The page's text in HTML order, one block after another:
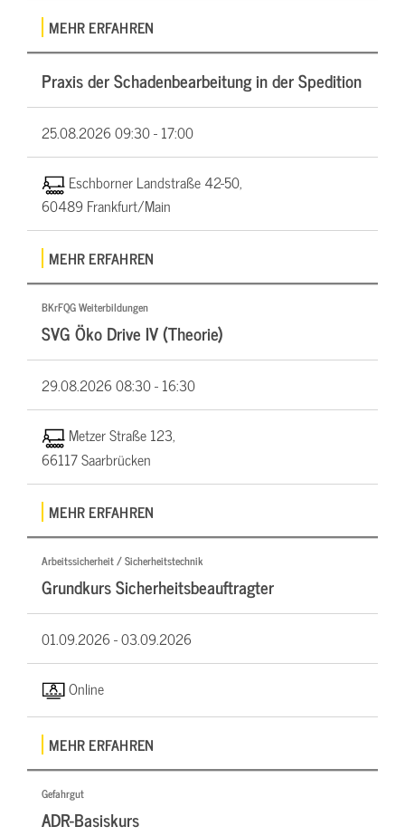
MEHR ERFAHREN
Praxis der Schadenbearbeitung in der Spedition
25.08.202609:30 - 17:00
Eschborner Landstraße 42-50,
60489 Frankfurt/Main
MEHR ERFAHREN
BKrFQG Weiterbildungen
SVG Öko Drive IV (Theorie)
29.08.202608:30 - 16:30
Metzer Straße 123,
66117 Saarbrücken
MEHR ERFAHREN
Arbeitssicherheit / Sicherheitstechnik
Grundkurs Sicherheitsbeauftragter
01.09.2026 -03.09.2026
Online
MEHR ERFAHREN
Gefahrgut
ADR-Basiskurs